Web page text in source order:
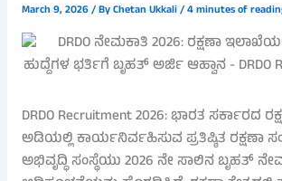
March 9, 2026/ ByChetan Ukkali/4 minutes of
DRDO Recruitment 2026: ಭಾರತ ಸರ್ಕಾರದ
ಅಡಿಯಲ್ಲಿ ಕಾರ್ಯನಿರ್ವಹಿಸುವ ಪ್ರತಿಷ್ಠಿತ ರಕ್ಷಣಾ
ಅಭಿವೃದ್ಧಿ ಸಂಸ್ಥೆಯು 2026 ನೇ ಸಾಲಿನ ಬೃಹತ್